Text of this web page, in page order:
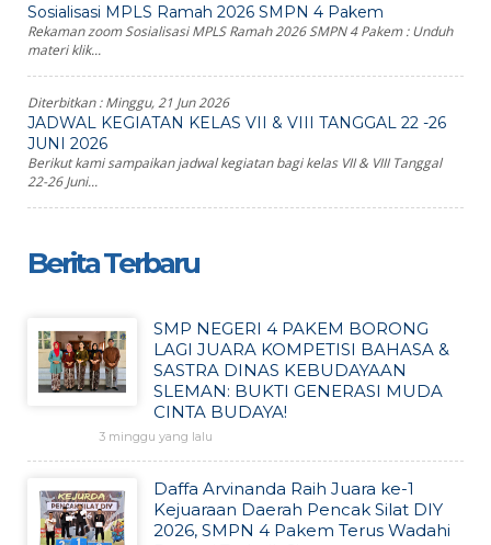
Sosialisasi MPLS Ramah 2026 SMPN 4 Pakem
Rekaman zoom Sosialisasi MPLS Ramah 2026 SMPN 4 Pakem : Unduh
materi klik...
Diterbitkan :Minggu, 21 Jun 2026
JADWAL KEGIATAN KELAS VII & VIII TANGGAL 22 -26
JUNI 2026
Berikut kami sampaikan jadwal kegiatan bagi kelas VII & VIII Tanggal
22-26 Juni...
Berita Terbaru
SMP NEGERI 4 PAKEM BORONG
LAGI JUARA KOMPETISI BAHASA &
SASTRA DINAS KEBUDAYAAN
SLEMAN: BUKTI GENERASI MUDA
CINTA BUDAYA!
3 minggu yang lalu
Daffa Arvinanda Raih Juara ke-1
Kejuaraan Daerah Pencak Silat DIY
2026, SMPN 4 Pakem Terus Wadahi